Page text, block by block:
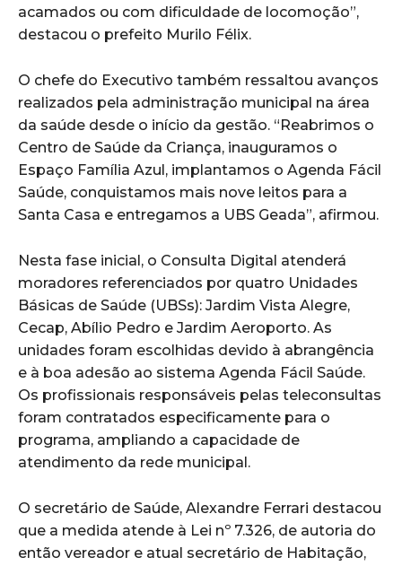
acamados ou com dificuldade de locomoção”,
destacou o prefeito Murilo Félix.
O chefe do Executivo também ressaltou avanços
realizados pela administração municipal na área
da saúde desde o início da gestão. “Reabrimos o
Centro de Saúde da Criança, inauguramos o
Espaço Família Azul, implantamos o Agenda Fácil
Saúde, conquistamos mais nove leitos para a
Santa Casa e entregamos a UBS Geada”, afirmou.
Nesta fase inicial, o Consulta Digital atenderá
moradores referenciados por quatro Unidades
Básicas de Saúde (UBSs): Jardim Vista Alegre,
Cecap, Abílio Pedro e Jardim Aeroporto. As
unidades foram escolhidas devido à abrangência
e à boa adesão ao sistema Agenda Fácil Saúde.
Os profissionais responsáveis pelas teleconsultas
foram contratados especificamente para o
programa, ampliando a capacidade de
atendimento da rede municipal.
O secretário de Saúde, Alexandre Ferrari destacou
que a medida atende à Lei nº 7.326, de autoria do
então vereador e atual secretário de Habitação,